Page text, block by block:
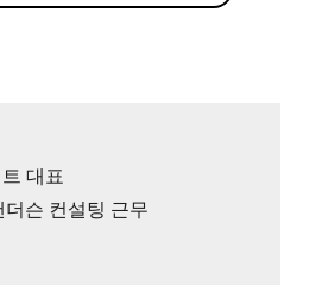
대표
슨 컨설팅 근무